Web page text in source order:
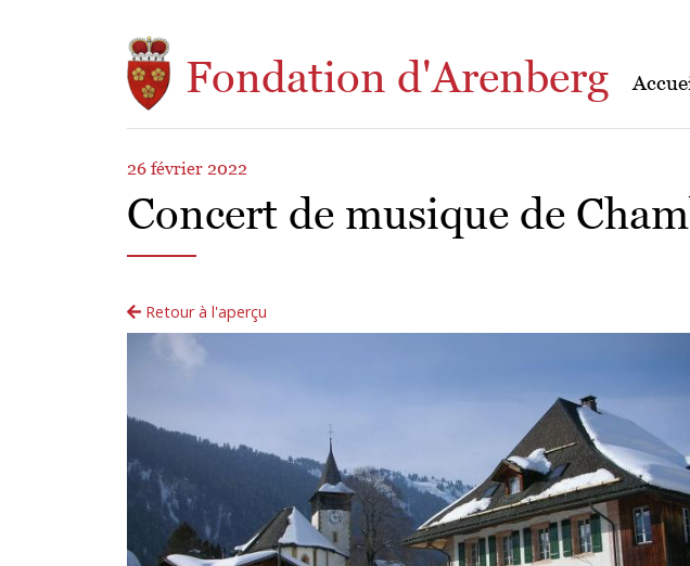
Fondation d'Arenberg
26 février 2022
Concert de musique de
Retour à l'aperçu